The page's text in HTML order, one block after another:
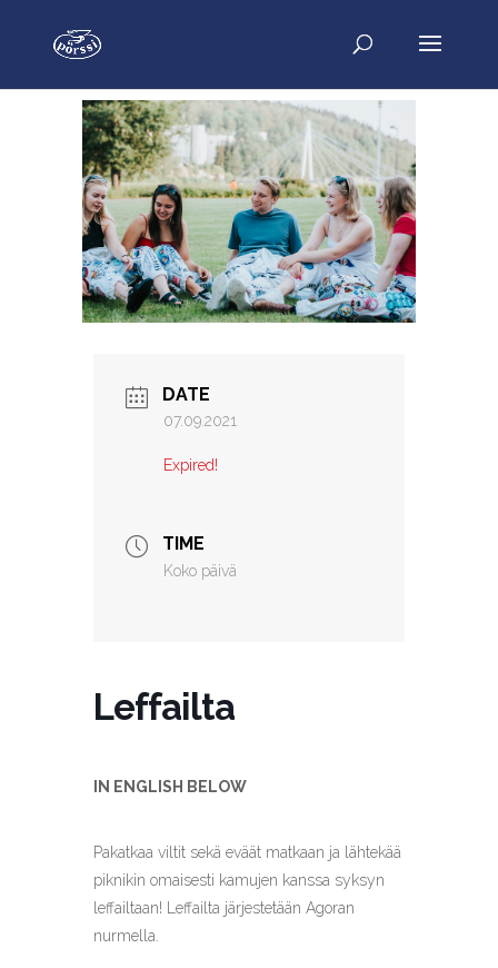
DATE
07.09.2021
Expired!
TIME
Koko päivä
Leffailta
IN ENGLISH BELOW
Pakatkaa viltit sekä eväät matkaan ja lähtekää
piknikin omaisesti kamujen kanssa syksyn
leffailtaan! Leffailta järjestetään Agoran
nurmella.